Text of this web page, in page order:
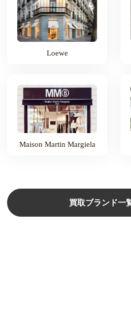
Loewe
Maison Martin Margiela
買取ブランド一